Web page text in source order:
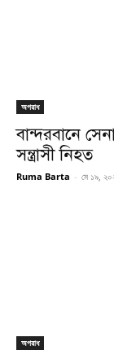
অপরাধ
বান্দরবানে
সন্ত্রাসী নিহত
Ruma Barta - মে ১৯,
অপরাধ